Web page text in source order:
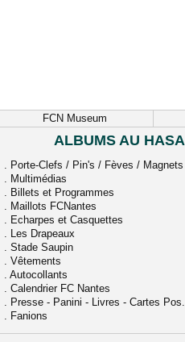
FCN Museum
ALBUMS AU
. Porte-Clefs / Pin's / Fèves / Magnets
. Multimédias
. Billets et Programmes
. Maillots FCNantes
. Echarpes et Casquettes
. Les Drapeaux
. Stade Saupin
. Vêtements
. Autocollants
. Calendrier FC Nantes
. Presse - Panini - Livres - Cartes
. Fanions